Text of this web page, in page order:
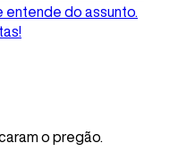
do assunto.
o pregão.